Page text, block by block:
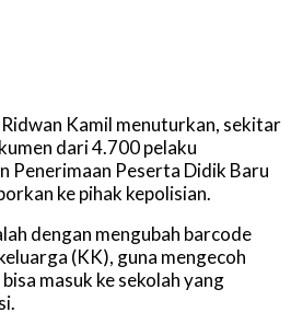
Kamil menuturkan, sekitar
dari 4.700 pelaku
Penerimaan Peserta Didik Baru
ke pihak kepolisian.
dengan mengubah barcode
(KK), guna mengecoh
masuk ke sekolah yang